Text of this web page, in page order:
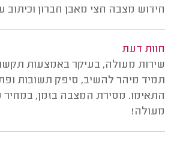
חידוש מצבה חצי מאבן חברון וכיתוב
חוות דעת
שירות מעולה, בעיקר באמצעות
תמיד מיהר להשיב, סיפק תשובות
התאימו. מסירת המצבה בזמן, במחיר
מעולה!